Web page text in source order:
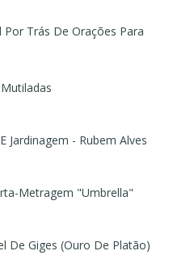
Por Trás De Orações Para
Jardinagem - Rubem Alves
Metragem "Umbrella"
De Giges (Ouro De Platão)